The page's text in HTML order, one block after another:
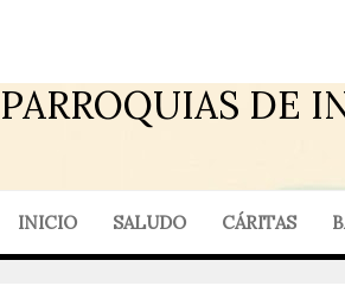
PARROQUIAS DE
INICIO SALUDO CÁRITAS